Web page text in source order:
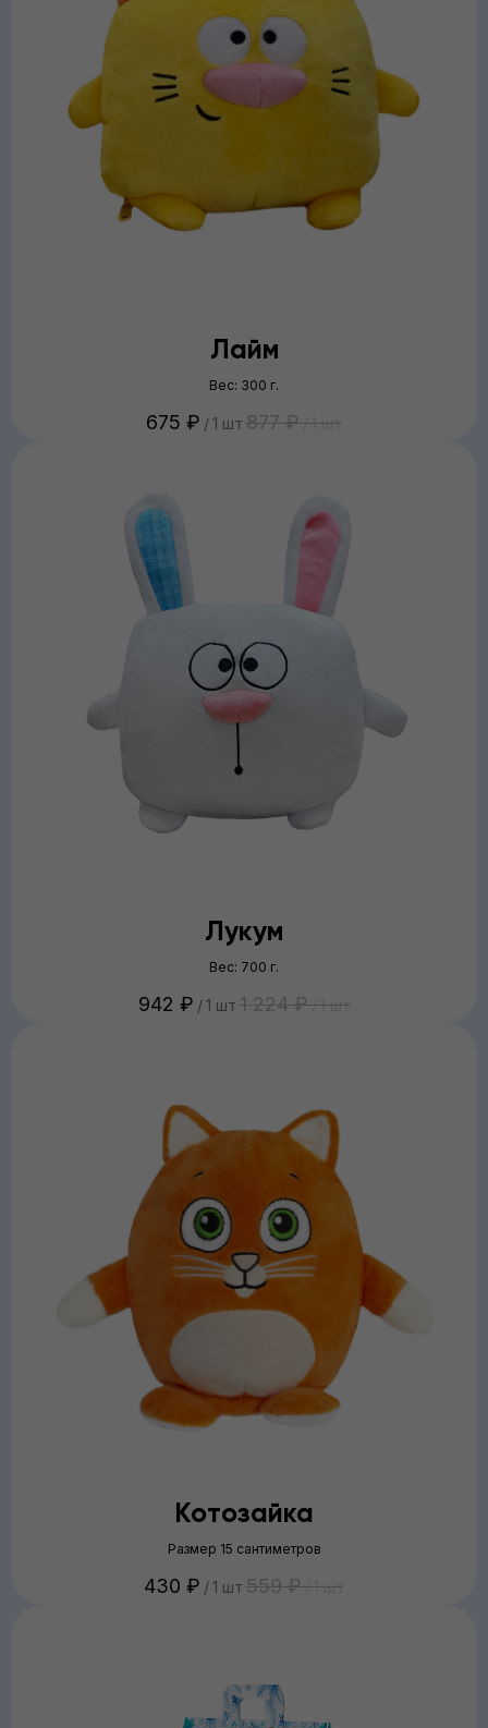
Лайм
Вес: 300 г.
675 ₽ /1 шт 877 ₽/1 шт
Лукум
Вес: 700 г.
942 ₽ / 1 шт 1 224 ₽/1 шт
Котозайка
Размер 15 сантиметров
430 ₽ /1 шт 559 ₽/1 шт